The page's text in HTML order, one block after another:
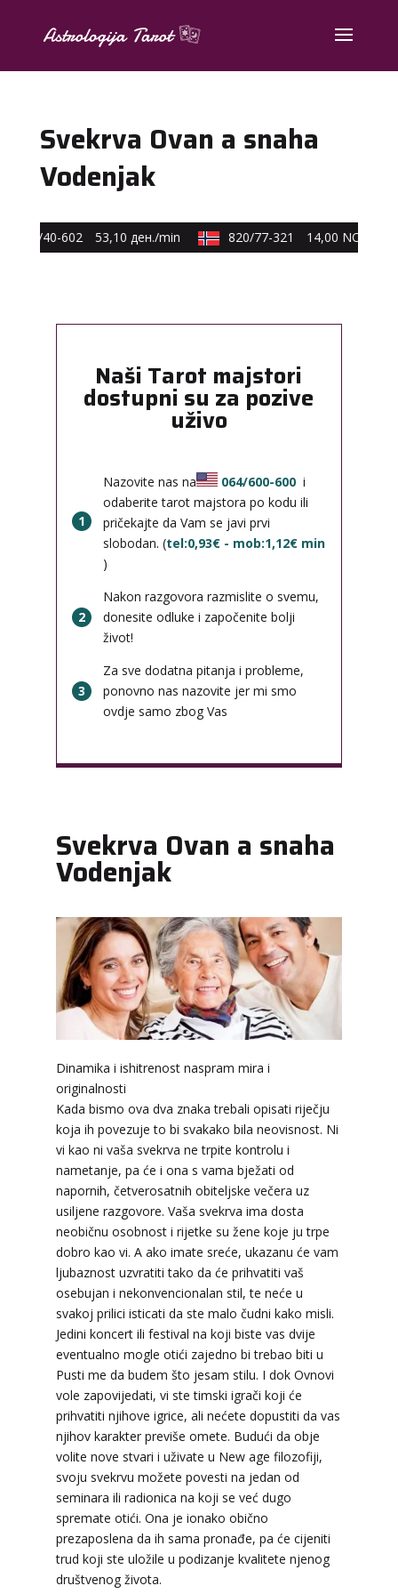
Svekrva Ovan a snaha
Vodenjak
0590/40-602 53,10 ден./min 820/77-321 14,00 NOK/min
Naši Tarot majstori
dostupni su za pozive
uživo
1
Nazovite nas na 064/600-600 i
odaberite tarot majstora po kodu ili
pričekajte da Vam se javi prvi
slobodan. (tel:0,93€ - mob:1,12€ min
)
2
Nakon razgovora razmislite o svemu,
donesite odluke i započenite bolji
život!
3
Za sve dodatna pitanja i probleme,
ponovno nas nazovite jer mi smo
ovdje samo zbog Vas
Svekrva Ovan a snaha
Vodenjak
Dinamika i ishitrenost naspram mira i
originalnosti
Kada bismo ova dva znaka trebali opisati riječju
koja ih povezuje to bi svakako bila neovisnost. Ni
vi kao ni vaša svekrva ne trpite kontrolu i
nametanje, pa će i ona s vama bježati od
napornih, četverosatnih obiteljske večera uz
usiljene razgovore. Vaša svekrva ima dosta
neobičnu osobnost i rijetke su žene koje ju trpe
dobro kao vi. A ako imate sreće, ukazanu će vam
ljubaznost uzvratiti tako da će prihvatiti vaš
osebujan i nekonvencionalan stil, te neće u
svakoj prilici isticati da ste malo čudni kako misli.
Jedini koncert ili festival na koji biste vas dvije
eventualno mogle otići zajedno bi trebao biti u
Pusti me da budem što jesam stilu. I dok Ovnovi
vole zapovijedati, vi ste timski igrači koji će
prihvatiti njihove igrice, ali nećete dopustiti da vas
njihov karakter previše omete. Budući da obje
volite nove stvari i uživate u New age filozofiji,
svoju svekrvu možete povesti na jedan od
seminara ili radionica na koji se već dugo
spremate otići. Ona je ionako obično
prezaposlena da ih sama pronađe, pa će cijeniti
trud koji ste uložile u podizanje kvalitete njenog
društvenog života.